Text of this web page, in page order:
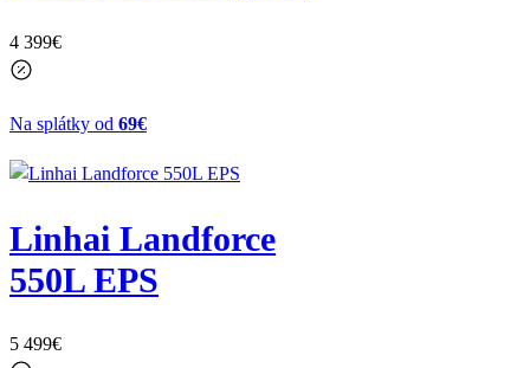
4 399€
Na splátky od 69€
Linhai Landforce
550L EPS
5 499€